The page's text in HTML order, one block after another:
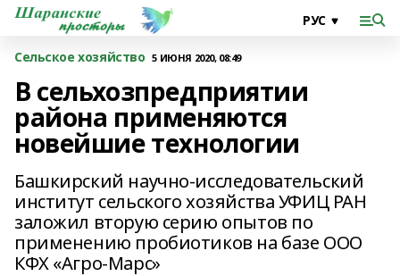
Сельское хозяйство 5 ИЮНЯ 2020, 08:49
В сельхозпредприятии
района применяются
новейшие технологии
Башкирский научно-исследовательский
институт сельского хозяйства УФИЦ РАН
заложил вторую серию опытов по
применению пробиотиков на базе ООО
КФХ «Агро-Марс»